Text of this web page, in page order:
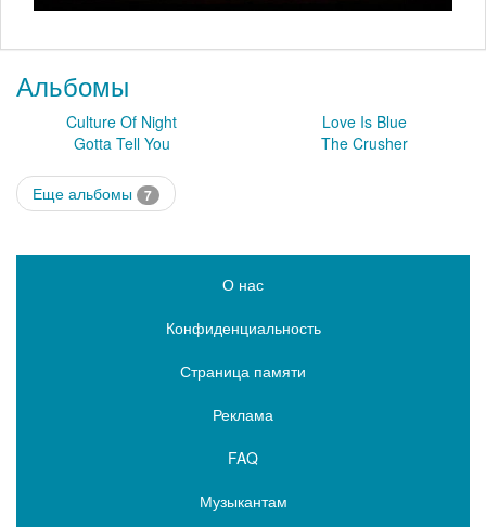
Альбомы
Culture Of Night
Love Is Blue
Gotta Tell You
The Crusher
Еще альбомы 7
О нас
Конфиденциальность
Страница памяти
Реклама
FAQ
Музыкантам